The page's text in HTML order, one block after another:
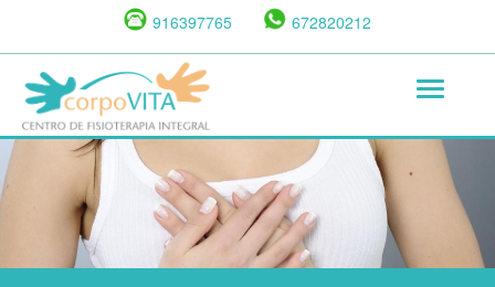
contenido
principal
916397765 672820212
Toggle